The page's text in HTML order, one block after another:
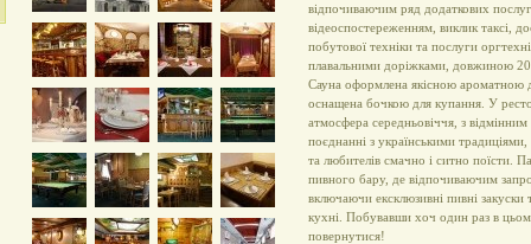
відпочиваючим ряд додаткових
відеоспостереженням, виклик таксі,
побутової техніки та послуги
плавальними доріжками, довжиною
Сауна оформлена якісною ароматною
оснащена бочкою для купання. У
атмосфера середньовіччя, з
поєднанні з українськими
та любителів смачно і ситно поїсти.
пивного бару, де відпочиваючим
включаючи ексклюзивні пивні закуски
кухні. Побувавши хоч один раз в
повернутися!